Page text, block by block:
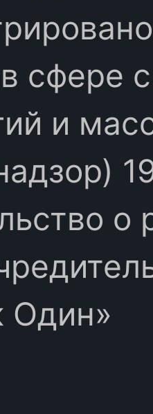
сфере
и
Один»